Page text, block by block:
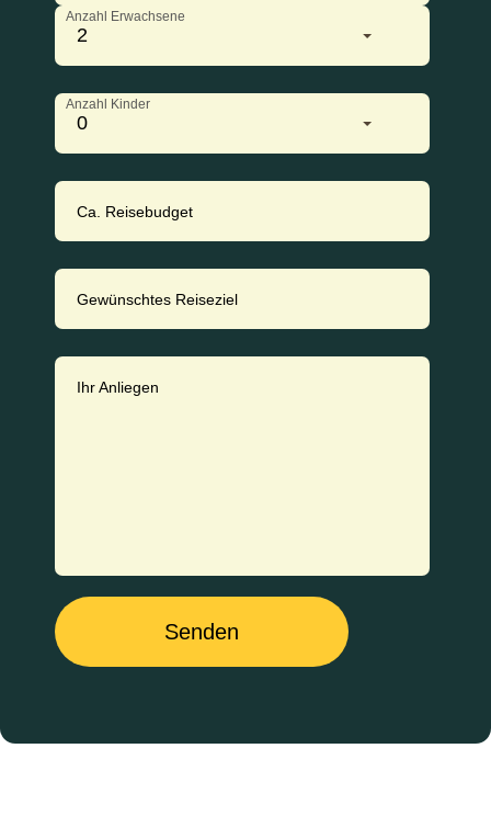
Anzahl Erwachsene
2
Anzahl Kinder
0
Ca. Reisebudget
Gewünschtes Reiseziel
Ihr Anliegen
Senden